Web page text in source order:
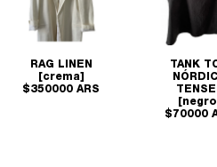
RAG LINEN
[crema]
$350000 ARS
TANK
$70000